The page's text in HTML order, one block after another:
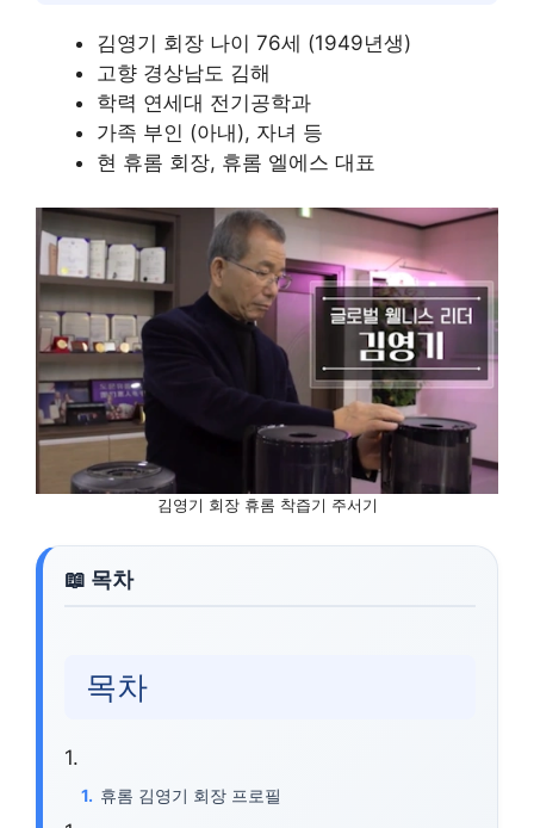
김영기 회장 나이 76세 (1949년생)
고향 경상남도 김해
학력 연세대 전기공학과
가족 부인 (아내), 자녀 등
현 휴롬 회장, 휴롬 엘에스 대표
김영기 회장 휴롬 착즙기 주서기
목차
휴롬 김영기 회장 프로필